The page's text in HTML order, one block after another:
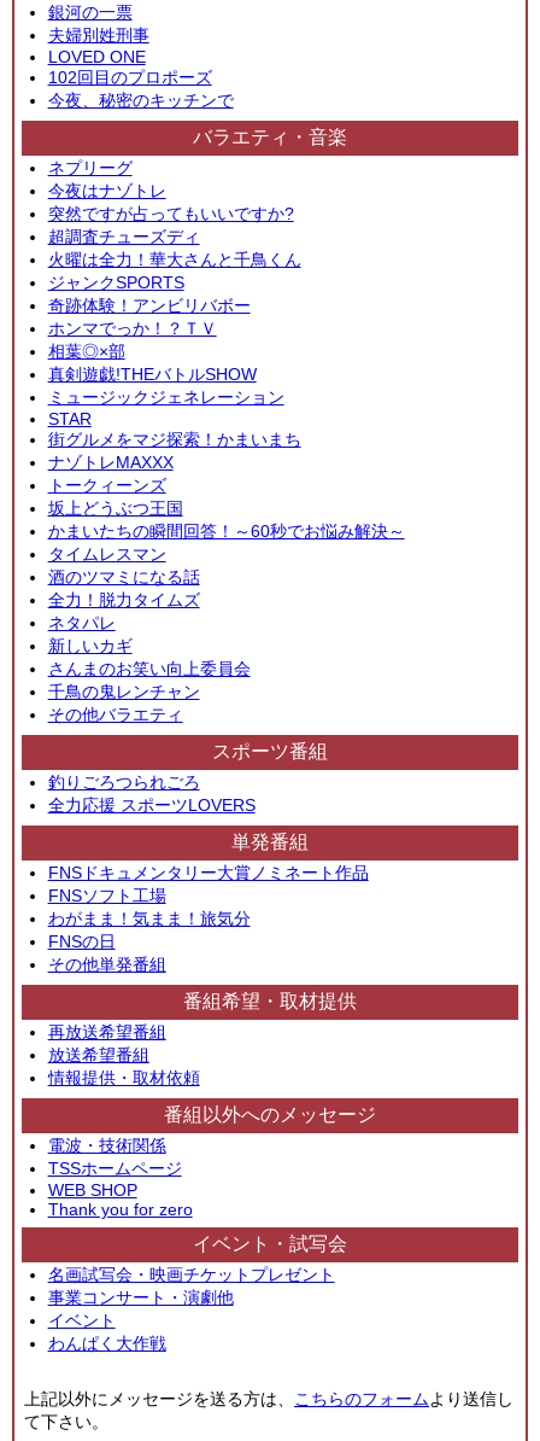
銀河の一票
夫婦別姓刑事
LOVED ONE
102回目のプロポーズ
今夜、秘密のキッチンで
バラエティ・音楽
ネプリーグ
今夜はナゾトレ
突然ですが占ってもいいですか?
超調査チューズディ
火曜は全力！華大さんと千鳥くん
ジャンクSPORTS
奇跡体験！アンビリバボー
ホンマでっか！？ＴＶ
相葉◎×部
真剣遊戯!THEバトルSHOW
ミュージックジェネレーション
STAR
街グルメをマジ探索！かまいまち
ナゾトレMAXXX
トークィーンズ
坂上どうぶつ王国
かまいたちの瞬間回答！～60秒でお悩み解決～
タイムレスマン
酒のツマミになる話
全力！脱力タイムズ
ネタパレ
新しいカギ
さんまのお笑い向上委員会
千鳥の鬼レンチャン
その他バラエティ
スポーツ番組
釣りごろつられごろ
全力応援 スポーツLOVERS
単発番組
FNSドキュメンタリー大賞ノミネート作品
FNSソフト工場
わがまま！気まま！旅気分
FNSの日
その他単発番組
番組希望・取材提供
再放送希望番組
放送希望番組
情報提供・取材依頼
番組以外へのメッセージ
電波・技術関係
TSSホームページ
WEB SHOP
Thank you for zero
イベント・試写会
名画試写会・映画チケットプレゼント
事業コンサート・演劇他
イベント
わんぱく大作戦
上記以外にメッセージを送る方は、 こちらのフォームより送信し
て下さい。